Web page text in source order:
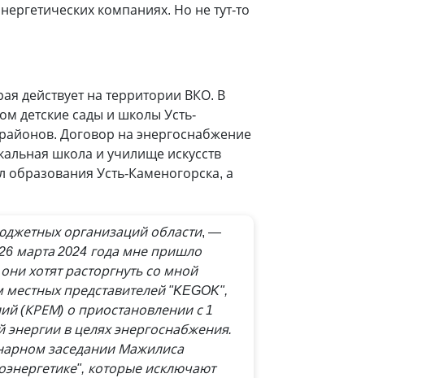
компаниях. Но не тут-то
действует на территории ВКО. В
детские сады и школы Усть-
Договор на энергоснабжение
школа и училище искусств
образования Усть-Каменогорска, а
организаций области, —
марта 2024 года мне пришло
хотят расторгнуть со мной
представителей "KEGOK",
(КРЕМ) о приостановлении с 1
в целях энергоснабжения.
заседании Мажилиса
которые исключают